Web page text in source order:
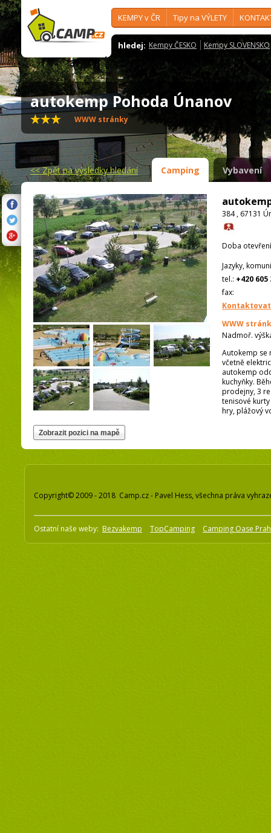
KEMPY v ČR Tipy na VÝLETY
hledej: Kempy ČESKO Kempy SLOVENSKO
autokemp Pohoda Únanov
WWW stránky
<<Zpět na výsledky hledání Camping Vybavení
384 , 67131
Doba
Jazyky,
tel.: +420 605
fax:
WWW
Nadmoř.
Autokemp se
včetně
autokemp
kuchyňky.
prodejny, 3
tenisové
hry, plážový
Copyright© 2009 - 2018 Camp.cz - Pavel Hess, všechna práva
Ostatní naše weby: Bezvakemp TopCamping Camping Oase